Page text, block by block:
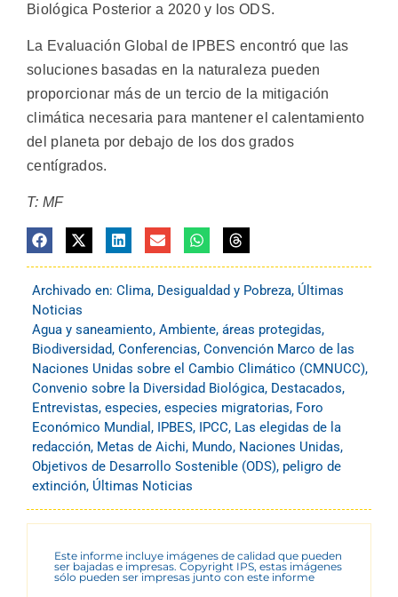
Biológica Posterior a 2020 y los ODS.
La Evaluación Global de IPBES encontró que las
soluciones basadas en la naturaleza pueden
proporcionar más de un tercio de la mitigación
climática necesaria para mantener el calentamiento
del planeta por debajo de los dos grados
centígrados.
T: MF
Archivado en: Clima, Desigualdad y Pobreza, Últimas
Noticias
Agua y saneamiento, Ambiente, áreas protegidas,
Biodiversidad, Conferencias, Convención Marco de las
Naciones Unidas sobre el Cambio Climático (CMNUCC),
Convenio sobre la Diversidad Biológica, Destacados,
Entrevistas, especies, especies migratorias, Foro
Económico Mundial , IPBES, IPCC, Las elegidas de la
redacción, Metas de Aichi, Mundo, Naciones Unidas,
Objetivos de Desarrollo Sostenible (ODS), peligro de
extinción, Últimas Noticias
Este informe incluye imágenes de calidad que pueden
ser bajadas e impresas. Copyright IPS, estas imágenes
sólo pueden ser impresas junto con este informe